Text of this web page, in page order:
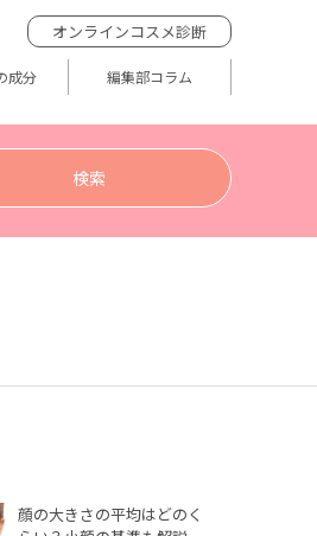
オンラインコスメ診断
成分 編集部コラム
顔の大きさの平均はどのく